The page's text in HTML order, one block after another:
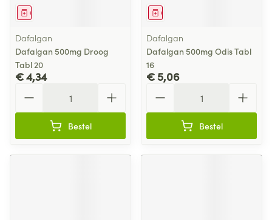
Geneesmiddel
Dafalgan
Dafalgan 500mg Droog
Tabl 20
€ 4,34
Bestel
Geneesmiddel
Dafalgan
Dafalgan 500mg Odis Tabl
16
€ 5,06
Bestel